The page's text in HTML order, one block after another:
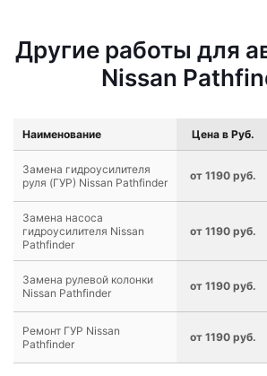
Другие работы для
Nissan
Наименование Цена в Руб.
Замена гидроусилителя
руля (ГУР) Nissan Pathfinder
от 1190 руб.
Замена насоса
гидроусилителя Nissan
Pathfinder
от 1190 руб.
Замена рулевой колонки
Nissan Pathfinder
от 1190 руб.
Ремонт ГУР Nissan
Pathfinder
от 1190 руб.